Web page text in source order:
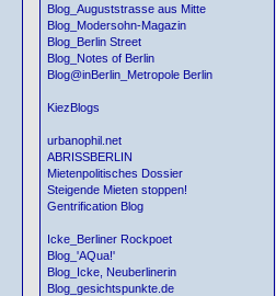
Blog_Auguststrasse aus Mitte
Blog_Modersohn-Magazin
Blog_Berlin Street
Blog_Notes of Berlin
Blog@inBerlin_Metropole Berlin
KiezBlogs
urbanophil.net
ABRISSBERLIN
Mietenpolitisches Dossier
Steigende Mieten stoppen!
Gentrification Blog
Icke_Berliner Rockpoet
Blog_'AQua!'
Blog_Icke, Neuberlinerin
Blog_gesichtspunkte.de